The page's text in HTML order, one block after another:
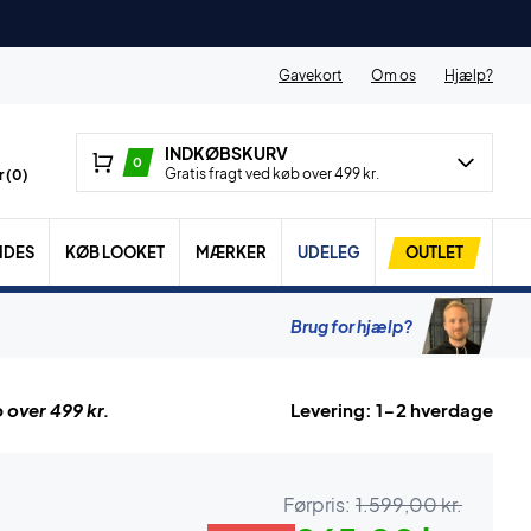
Gavekort Om os Hjælp?
(0)
0 INDKØBSKURV
Gratis fragt ved køb over 499 kr.
KØB LOOKET MÆRKER UDELEG OUTLET
Brug for hjælp?
499 kr. Levering: 1-2 hverdage
Førpris: 1.599,00 kr.